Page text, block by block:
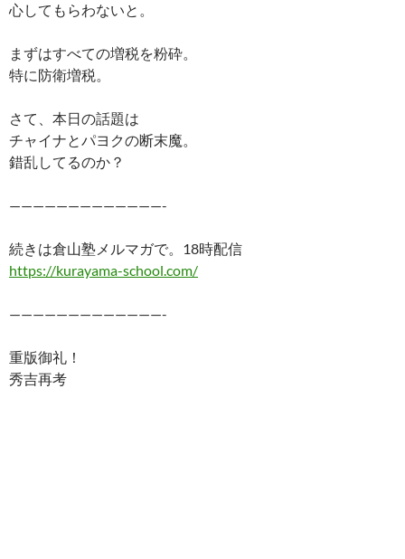
心してもらわないと。
まずはすべての増税を粉砕。
特に防衛増税。
さて、本日の話題は
チャイナとパヨクの断末魔。
錯乱してるのか？
—————————————-
続きは倉山塾メルマガで。18時配信
https://kurayama-school.com/
—————————————-
重版御礼！
秀吉再考